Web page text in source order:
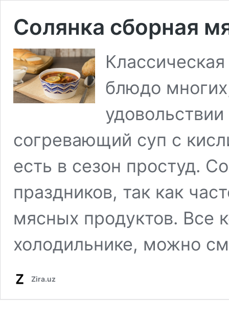
Солянка сборная
блюдо
согревающий суп с
есть в сезон простуд.
праздников, так как
мясных продуктов. Все
холодильнике, можно
Zira.uz